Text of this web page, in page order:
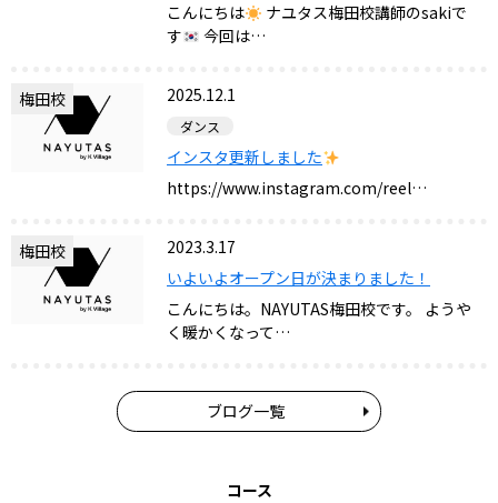
こんにちは
ナユタス梅田校講師のsakiで
す
今回は…
梅田校 2025.12.1
ダンス
インスタ更新しました
https://www.instagram.com/reel…
梅田校
2023.3.17
いよいよオープン日が決まりました！
こんにちは。NAYUTAS梅田校です。 ようや
く暖かくなって…
ブログ一覧
コース